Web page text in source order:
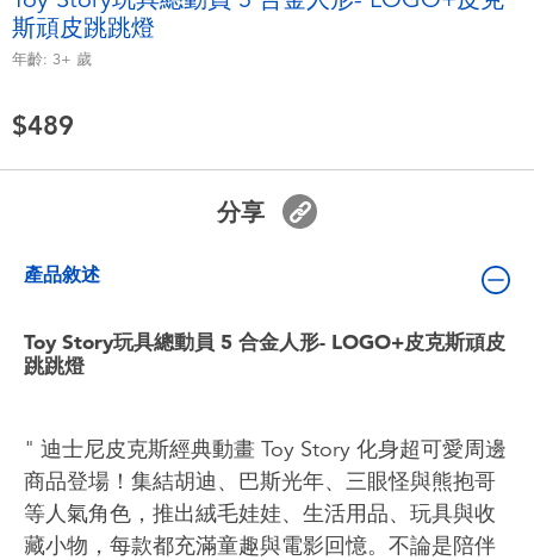
毛毛公仔玩具
角色收藏
生活雜貨
斯頑皮跳跳燈
年齡: 3+ 歲
$489
分享
產品敘述
Toy Story玩具總動員 5 合金人形- LOGO+皮克斯頑皮
跳跳燈
" 迪士尼皮克斯經典動畫 Toy Story 化身超可愛周邊
商品登場！集結胡迪、巴斯光年、三眼怪與熊抱哥
等人氣角色，推出絨毛娃娃、生活用品、玩具與收
藏小物，每款都充滿童趣與電影回憶。不論是陪伴